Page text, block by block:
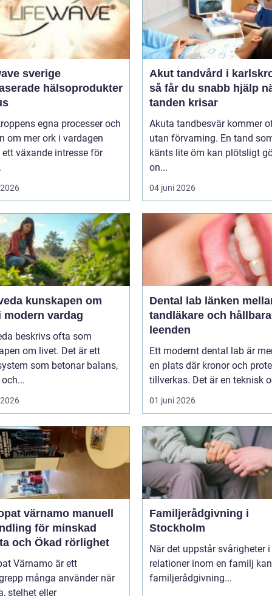
sverige
hälsoprodukter
egna processer och
om mer ork i vardagen
växande intresse för
Akut tandvård i
så får du snabb hjälp
tanden krisar
Akuta tandbesvär kommer
utan förvarning. En tand
känts lite öm kan plötsligt
on...
04 juni 2026
om
modern vardag
beskrivs ofta som
om livet. Det är ett
som betonar balans,
Dental lab länken mellan
tandläkare och hållbara
leenden
Ett modernt dental lab är
en plats där kronor och
tillverkas. Det är en teknisk
01 juni 2026
värnamo manuell
för minskad
och Ökad rörlighet
Värnamo är ett
många använder när
stelhet eller
Familjerådgivning i
Stockholm
När det uppstår svårigheter i
relationer inom en familj kan
familjerådgivning...